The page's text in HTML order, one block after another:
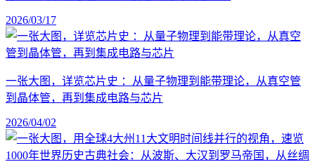
2026/03/17
一张大图，详览芯片史 ：从量子物理到能带理论，从真空管
到晶体管，再到集成电路与芯片
2026/04/02